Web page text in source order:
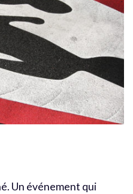
Un événement qui